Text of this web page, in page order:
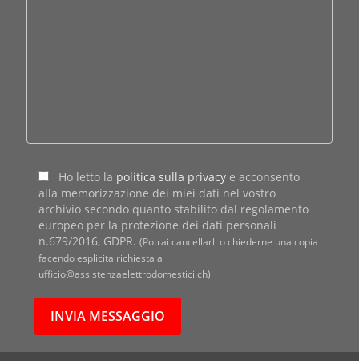
Ho letto la politica sulla privacy e acconsento
alla memorizzazione dei miei dati nel vostro
archivio secondo quanto stabilito dal regolamento
europeo per la protezione dei dati personali
n.679/2016, GDPR. (Potrai cancellarli o chiederne una copia
facendo esplicita richiesta a
ufficio@assistenzaelettrodomestici.ch)